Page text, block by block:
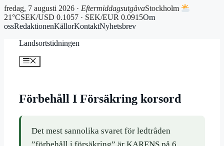
fredag, 7 augusti 2026 · EftermiddagsutgåvaStockholm
21°CSEK/USD 0.1057 · SEK/EUR 0.0915Om
ossRedaktionenKällorKontaktNyhetsbrev
Landsortstidningen
Meny
Förbehåll I Försäkring korsord
Det mest sannolika svaret för ledtråden